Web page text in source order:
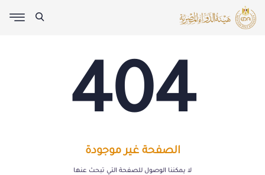
404
الصفحة غير موجودة
لا يمكننا الوصول للصفحة التي تبحث عنها